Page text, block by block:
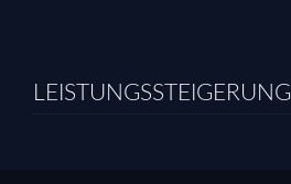
LEISTUNGSSTEIGERUNG